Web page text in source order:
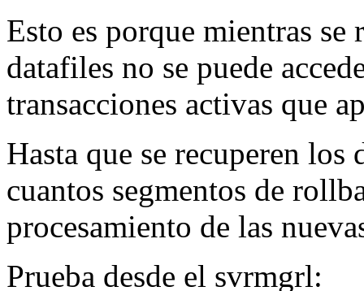
Esto es porque mientras
datafiles no se puede
transacciones activas que
Hasta que se recuperen
cuantos segmentos de
procesamiento de las
Prueba desde el svrmgrl: